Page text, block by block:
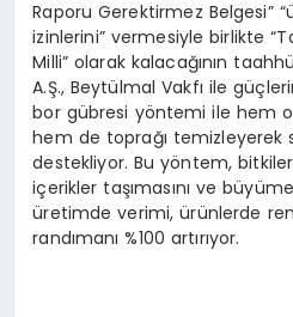
Raporu Gerektirmez Belgesi”
izinlerini” vermesiyle birlikte
Milli” olarak kalacağının
A.Ş., Beytülmal Vakfı ile
bor gübresi yöntemi ile hem
hem de toprağı temizleyerek
destekliyor. Bu yöntem,
içerikler taşımasını ve
üretimde verimi, ürünlerde
randımanı %100 artırıyor.